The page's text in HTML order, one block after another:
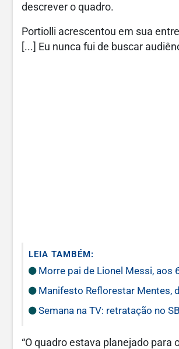
descrever o quadro.
Portiolli acrescentou em sua
[...] Eu nunca fui de buscar
LEIA TAMBÉM:
Morre pai de Lionel Messi, aos
Manifesto Reflorestar Mentes,
Semana na TV: retratação no
“O quadro estava planejado para